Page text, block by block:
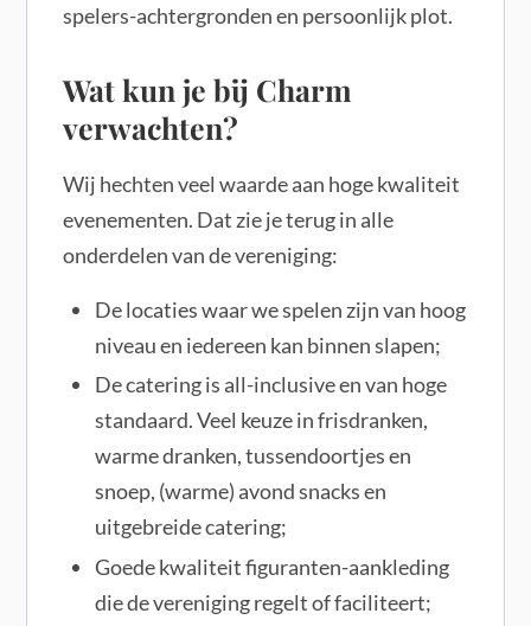
spelers-achtergronden en persoonlijk plot.
Wat kun je bij Charm
verwachten?
Wij hechten veel waarde aan hoge kwaliteit
evenementen. Dat zie je terug in alle
onderdelen van de vereniging:
De locaties waar we spelen zijn van hoog
niveau en iedereen kan binnen slapen;
De catering is all-inclusive en van hoge
standaard. Veel keuze in frisdranken,
warme dranken, tussendoortjes en
snoep, (warme) avond snacks en
uitgebreide catering;
Goede kwaliteit figuranten-aankleding
die de vereniging regelt of faciliteert;